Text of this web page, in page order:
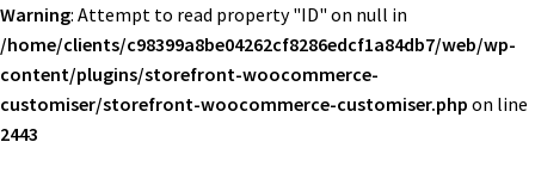
Warning: Attempt to read property "ID" on null in
/home/clients/c98399a8be04262cf8286edcf1a84db7/web/wp-
content/plugins/storefront-woocommerce-
customiser/storefront-woocommerce-customiser.php on line
2443